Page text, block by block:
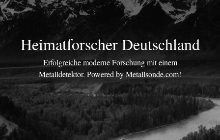
Heimatforscher Deutschland
Erfolgreiche moderne Forschung mit einem
Metalldetektor. Powered by Metallsonde.com!